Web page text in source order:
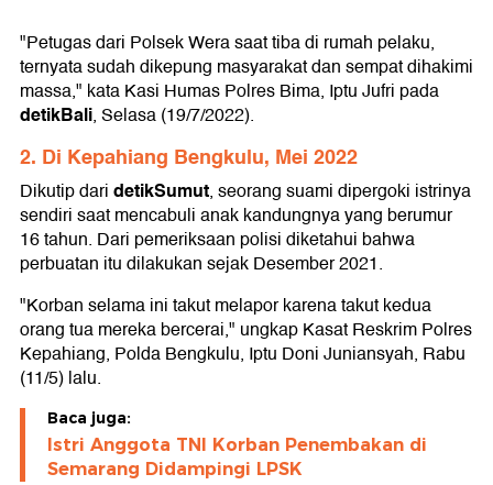
"Petugas dari Polsek Wera saat tiba di rumah pelaku,
ternyata sudah dikepung masyarakat dan sempat dihakimi
massa," kata Kasi Humas Polres Bima, Iptu Jufri pada
detikBali, Selasa (19/7/2022).
2. Di Kepahiang Bengkulu, Mei 2022
Dikutip daridetikSumut, seorang suami dipergoki istrinya
sendiri saat mencabuli anak kandungnya yang berumur
16 tahun. Dari pemeriksaan polisi diketahui bahwa
perbuatan itu dilakukan sejak Desember 2021.
"Korban selama ini takut melapor karena takut kedua
orang tua mereka bercerai," ungkap Kasat Reskrim Polres
Kepahiang, Polda Bengkulu, Iptu Doni Juniansyah, Rabu
(11/5) lalu.
Baca juga:
Istri Anggota TNI Korban Penembakan di
Semarang Didampingi LPSK